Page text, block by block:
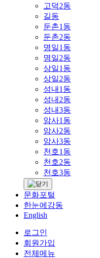
고덕2동
길동
둔촌1동
둔촌2동
명일1동
명일2동
상일1동
상일2동
성내1동
성내2동
성내3동
암사1동
암사2동
암사3동
천호1동
천호2동
천호3동
문화포털
한눈에강동
English
로그인
회원가입
전체메뉴